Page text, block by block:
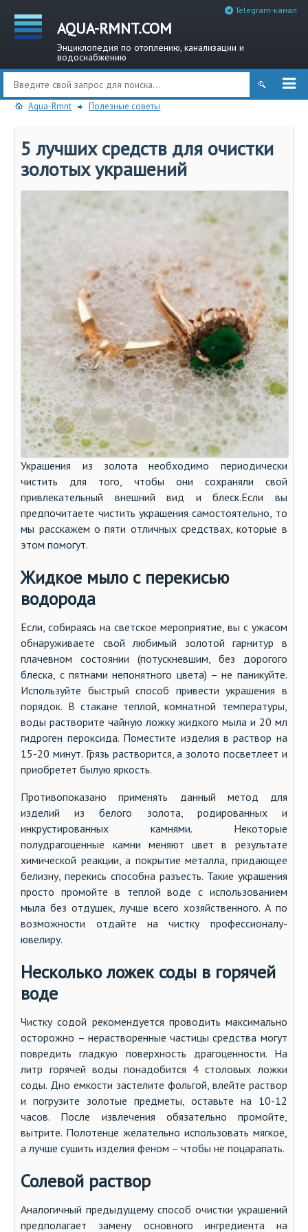
AQUA-RMNT.COM
Энциклопедия по отоплению, канализации и
водоснабжению
Telegram-канал
Aqua-Rmnt Полезные советы
5 лучших средств для очистки
золотых украшений
Украшения из золота необходимо периодически
чистить для того, чтобы они сохраняли свой
привлекательный внешний вид и блеск.Если вы
предпочитаете чистить украшения самостоятельно, то
мы расскажем о пяти отличных средствах, которые в
этом помогут.
Жидкое мыло с перекисью
водорода
Если, собираясь на светское мероприятие, вы с ужасом
обнаруживаете свой любимый золотой гарнитур в
плачевном состоянии (потускневшим, без дорогого
блеска, с пятнами непонятного цвета) – не паникуйте.
Используйте быстрый способ привести украшения в
порядок. В стакане теплой, комнатной температуры,
воды растворите чайную ложку жидкого мыла и 20 мл
гидроген пероксида. Поместите изделия в раствор на
15-20 минут. Грязь растворится, а золото посветлеет и
приобретет былую яркость.
Противопоказано применять данный метод для
изделий из белого золота, родированных и
инкрустированных камнями. Некоторые
полудрагоценные камни меняют цвет в результате
химической реакции, а покрытие металла, придающее
белизну, перекись способна разъесть. Такие украшения
просто промойте в теплой воде с использованием
мыла без отдушек, лучше всего хозяйственного. А по
возможности отдайте на чистку профессионалу-
ювелиру.
Несколько ложек соды в горячей
воде
Чистку содой рекомендуется проводить максимально
осторожно – нерастворенные частицы средства могут
повредить гладкую поверхность драгоценности. На
литр горячей воды понадобится 4 столовых ложки
соды. Дно емкости застелите фольгой, влейте раствор
и погрузите золотые предметы, оставьте на 10-12
часов. После извлечения обязательно промойте,
вытрите. Полотенце желательно использовать мягкое,
а лучше сушить изделия феном – чтобы не поцарапать.
Солевой раствор
Аналогичный предыдущему способ очистки украшений
предполагает замену основного ингредиента на